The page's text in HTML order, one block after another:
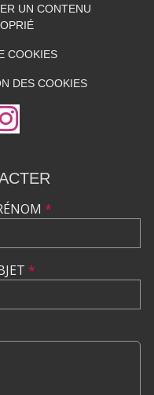
UN CONTENU
COOKIES
DES COOKIES
*
*